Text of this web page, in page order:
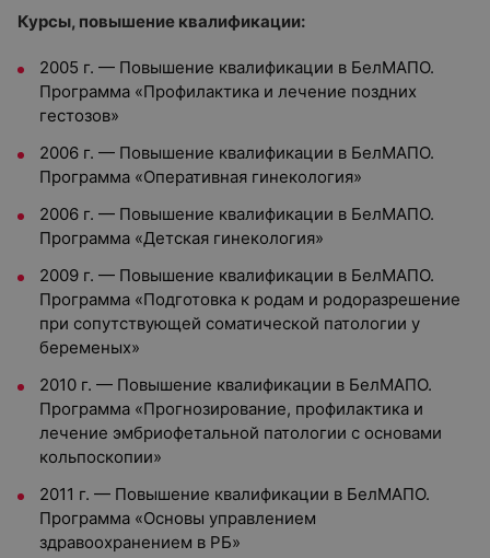
Курсы, повышение квалификации:
2005 г. — Повышение квалификации в БелМАПО.
Программа «Профилактика и лечение поздних
гестозов»
2006 г. — Повышение квалификации в БелМАПО.
Программа «Оперативная гинекология»
2006 г. — Повышение квалификации в БелМАПО.
Программа «Детская гинекология»
2009 г. — Повышение квалификации в БелМАПО.
Программа «Подготовка к родам и родоразрешение
при сопутствующей соматической патологии у
беременых»
2010 г. — Повышение квалификации в БелМАПО.
Программа «Прогнозирование, профилактика и
лечение эмбриофетальной патологии с основами
кольпоскопии»
2011 г. — Повышение квалификации в БелМАПО.
Программа «Основы управлением
здравоохранением в РБ»